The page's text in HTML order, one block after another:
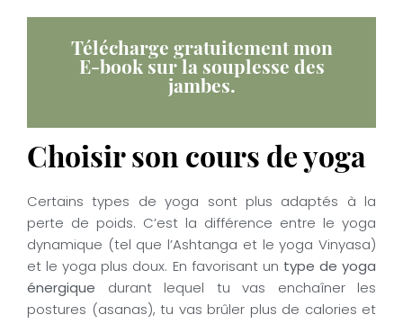
Télécharge gratuitement mon
E-book sur la souplesse des
jambes.
Clique ici !
Choisir son cours de yoga
Certains types de yoga sont plus adaptés à la
perte de poids. C’est la différence entre le yoga
dynamique (tel que l’Ashtanga et le yoga Vinyasa)
et le yoga plus doux. En favorisant un type de yoga
énergique durant lequel tu vas enchaîner les
postures (asanas), tu vas brûler plus de calories et